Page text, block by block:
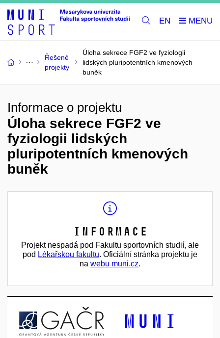
EN
Řešené
projekty
Úloha sekrece FGF2 ve fyziologii
lidských pluripotentních kmenových
buněk
Informace o projektu
Úloha sekrece FGF2 ve
fyziologii lidských
pluripotentních kmenových
buněk
Informace
Projekt nespadá pod Fakultu sportovních studií, ale
pod Lékařskou fakultu. Oficiální stránka projektu je
na webu muni.cz.